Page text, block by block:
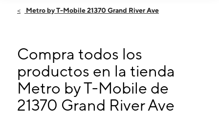
Viernes:10:00 a. m. a 8:00 p. m.
Martes:
10:00 a. m. a 8:00 p. m.
Miérc: 10:00 a. m. a 8:00 p. m.
Jueves:10:00 a. m. a 8:00 p. m.
21370 Grand River Ave Detroit, MI 48219
Metro by T-Mobile 21370 Grand River Ave
Compra todos los
productos en la tienda
Metro by T-Mobile de
21370 Grand River Ave